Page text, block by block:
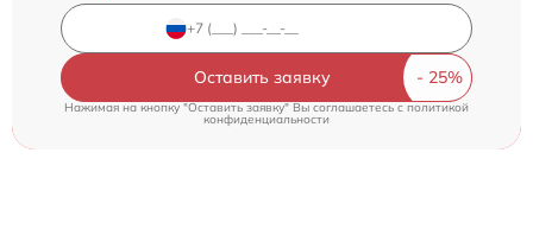
Оставить заявку
Нажимая на кнопку "Оставить заявку" Вы соглашаетесь cполитикой
конфиденциальности